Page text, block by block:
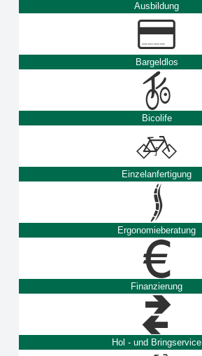
Ausbildung
Bargeldlos
Bicolife
Einzelanfertigung
Ergonomieberatung
Finanzierung
Hol - und Bringservice